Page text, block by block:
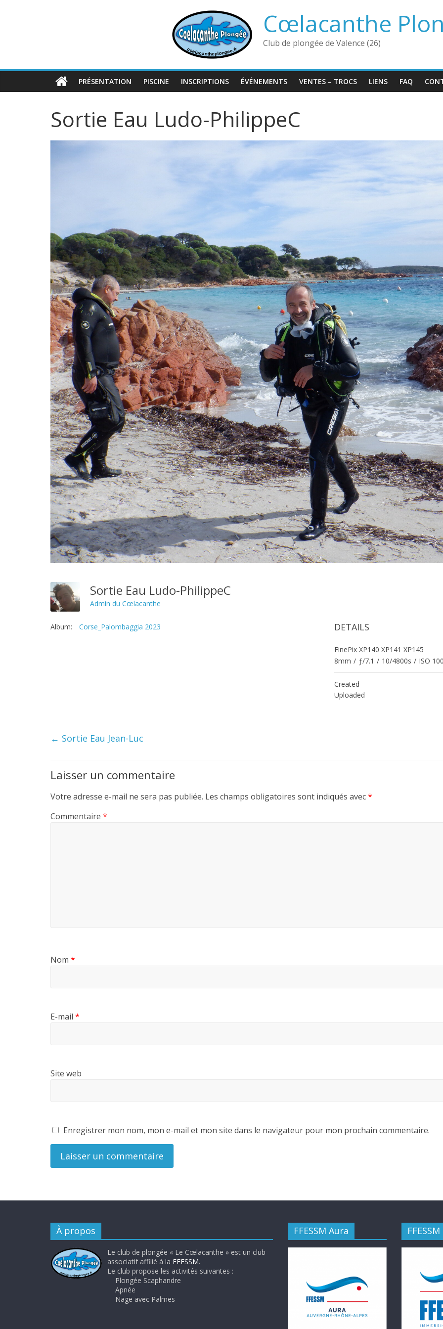
Cœlacanthe
Club de plongée de Valence (26)
PRÉSENTATION PISCINE INSCRIPTIONS ÉVÉNEMENTS VENTES – TROCS LIENS FAQ
Sortie Eau Ludo-PhilippeC
Sortie Eau Ludo-PhilippeC
Admin du Cœlacanthe
Album: Corse_Palombaggia 2023 DETAILS
FinePix XP140 XP141 XP145
8mm / ƒ/7.1 / 10/4800s / ISO
Created
Uploaded
← Sortie Eau Jean-Luc
Laisser un commentaire
Votre adresse e-mail ne sera pas publiée. Les champs obligatoires sont indiqués avec*
Commentaire *
Nom *
E-mail *
Site web
Enregistrer mon nom, mon e-mail et mon site dans le navigateur pour mon prochain commentaire.
À propos
Le club de plongée « Le Cœlacanthe » est un club
associatif affilié à la FFESSM.
Le club propose les activités suivantes :
Plongée Scaphandre
Apnée
Nage avec Palmes
FFESSM Aura FFESSM